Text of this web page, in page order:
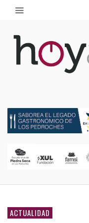
ACTUALIDAD